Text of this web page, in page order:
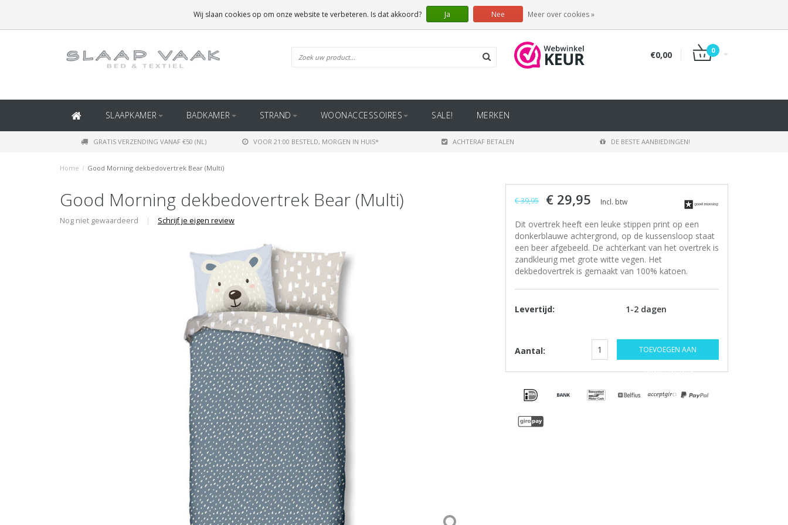
(BINNEN BELGIË)
€0,00 0
SLAAPKAMER BADKAMER STRAND WOONACCESSOIRES SALE! MERKEN
GRATIS VERZENDING VANAF €50 (NL) VOOR 21:00 BESTELD, MORGEN IN HUIS* ACHTERAF BETALEN DE BESTE AANBIEDINGEN!
Home / Good Morning dekbedovertrek Bear (Multi)
Good Morning dekbedovertrek Bear (Multi)
Nog niet gewaardeerd | Schrijf je eigen review
€ 39,95 € 29,95 Incl. btw
Dit overtrek heeft een leuke stippen print op een
donkerblauwe achtergrond, op de kussensloop staat
een beer afgebeeld. De achterkant van het overtrek is
zandkleurig met grote witte vegen. Het
dekbedovertrek is gemaakt van 100% katoen.
Levertijd: 1-2 dagen
Aantal: TOEVOEGEN AAN
WINKELWAGEN
Wij slaan cookies op om onze website te verbeteren. Is dat akkoord? Ja Nee Meer over cookies »